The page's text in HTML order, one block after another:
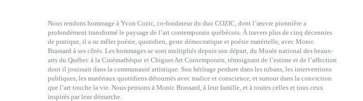
Nous rendons hommage à Yvon Cozic, co-fondateur du duo COZIC, dont l’œuvre pionnière a
profondément transformé le paysage de l’art contemporain québécois. À travers plus de cinq décennies
de pratique, il a su mêler poésie, quotidien, geste démocratique et poésie matérielle, avec Monic
Brassard à ses côtés. Les hommages se sont multipliés depuis son départ, du Musée national des beaux-
arts du Québec à la Cinémathèque et Chiguer Art Contemporain, témoignant de l’estime et de l’affection
dont il jouissait dans la communauté artistique. Son héritage perdure dans les rubans, les interventions
publiques, les matériaux quotidiens détournés avec malice et conscience, et surtout dans la conviction
que l’art touche la vie. Nous pensons à Monic Brassard, à leur famille, et à toutes celles et tous ceux
inspirés par leur démarche.